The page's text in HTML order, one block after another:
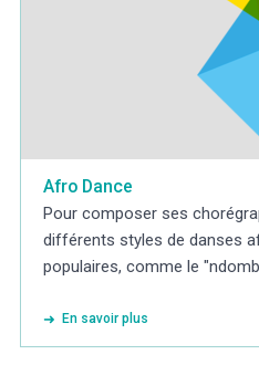
Afro Dance
Pour composer ses
différents styles de danses
populaires, comme le
En savoir plus